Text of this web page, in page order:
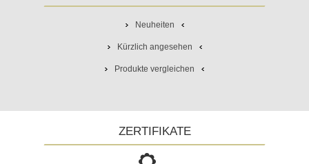
Neuheiten
Kürzlich angesehen
Produkte vergleichen
ZERTIFIKATE